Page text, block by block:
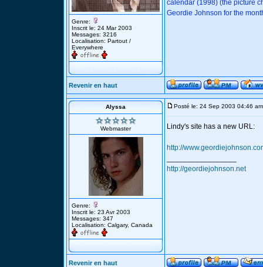
Genre:
Inscrit le: 24 Mar 2003
Messages: 3216
Localisation: Partout /
Everywhere
calendar (1998) (the picture
Geordie Johnson for the
Revenir en haut
Alyssa
Webmaster
Genre:
Inscrit le: 23 Avr 2003
Messages: 347
Localisation: Calgary, Canada
Posté le: 24 Sep 2003 04:46 am
Lindy's site has a new URL:
http://
http://geordiejohnson.net
Revenir en haut